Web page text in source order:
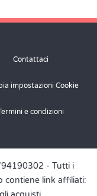
Contattaci
impostazioni Cookie
e condizioni
- Tutti i
contiene link affiliati: